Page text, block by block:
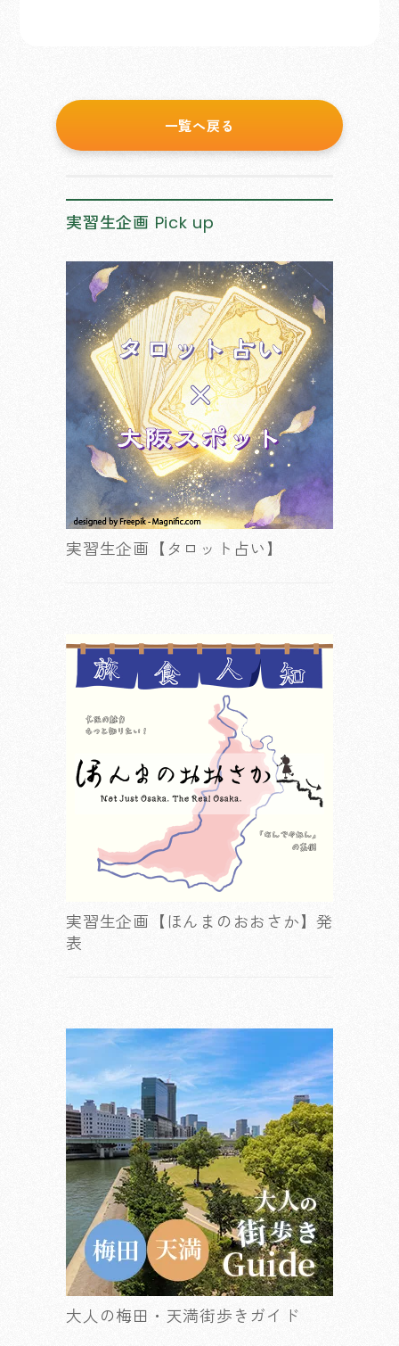
一覧へ戻る
実習生企画 Pick up
実習生企画【タロット占い】
実習生企画【ほんまのおおさか】発
表
大人の梅田・天満街歩きガイド